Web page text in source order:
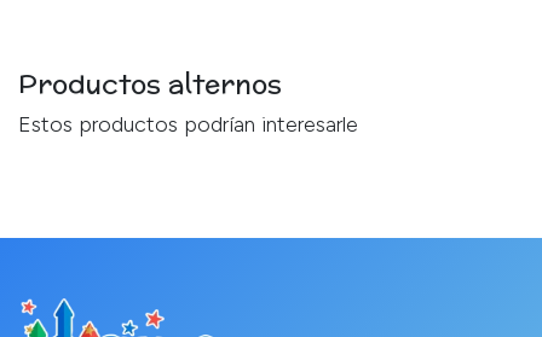
Productos alternos
Estos productos podrían interesarle